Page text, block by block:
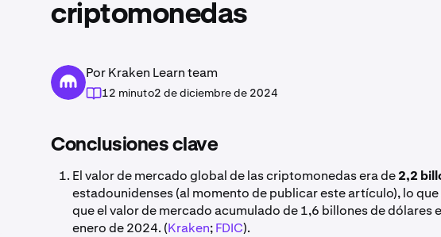
criptomonedas
Por Kraken Learn team
12 minuto2 de diciembre de 2024
Conclusiones clave
El valor de mercado global de las criptomonedas era de2,2
estadounidenses (al momento de publicar este artículo), lo que
que el valor de mercado acumulado de 1,6 billones de dólares
enero de 2024. (Kraken;FDIC).